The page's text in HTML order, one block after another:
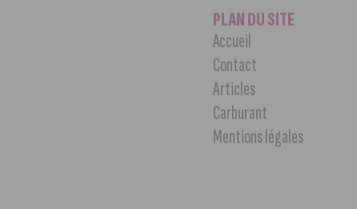
PLAN DU SITE
Accueil
Contact
Articles
Carburant
Mentions légales